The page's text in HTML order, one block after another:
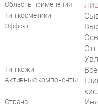
Область применения
Тип косметики
Эффект
Тип кожи
Активные компоненты
Страна
НАПИСАТЬ